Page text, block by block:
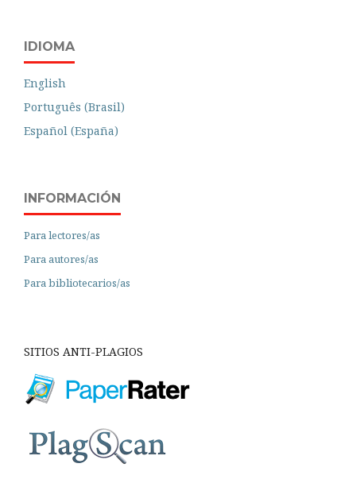
IDIOMA
English
Português (Brasil)
Español (España)
INFORMACIÓN
Para lectores/as
Para autores/as
Para bibliotecarios/as
SITIOS ANTI-PLAGIOS